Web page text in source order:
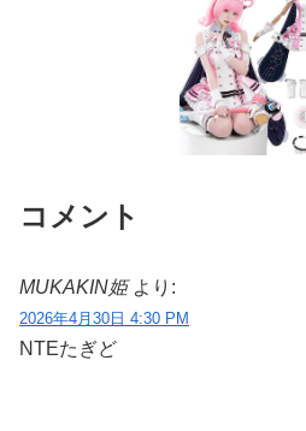
コメント
MUKAKIN姫 より:
2026年4月30日 4:30 PM
NTEたぎど